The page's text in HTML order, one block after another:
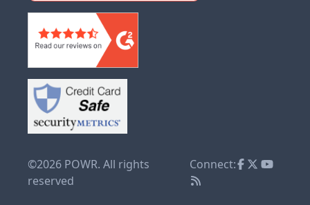
©2026 POWR. All rights
reserved
Connect: